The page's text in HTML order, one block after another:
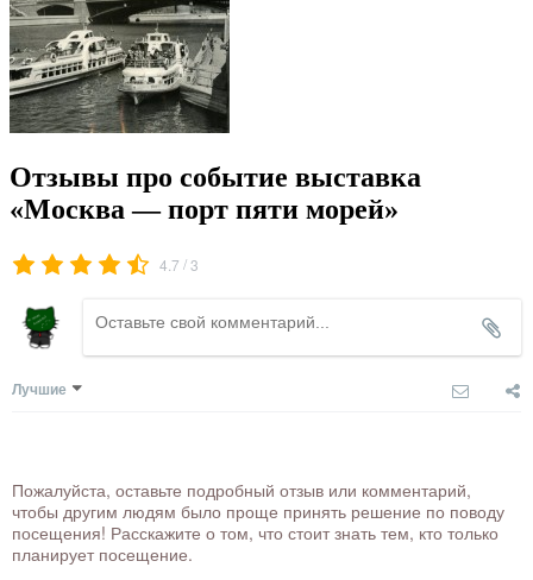
Отзывы про событие выставка
«Москва — порт пяти морей»
4.7 /3
Лучшие
Пожалуйста, оставьте подробный отзыв или комментарий,
чтобы другим людям было проще принять решение по поводу
посещения! Расскажите о том, что стоит знать тем, кто только
планирует посещение.